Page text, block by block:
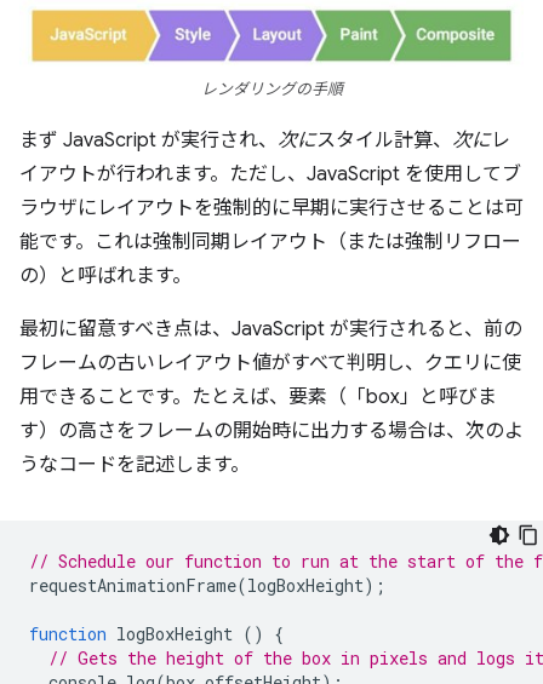
レンダリングの手順
まず JavaScript が実行され、 次にスタイル計算、 次にレ
イアウトが行われます。ただし、JavaScript を使用してブ
ラウザにレイアウトを強制的に早期に実行させることは可
能です。これは強制同期レイアウト （または強制リフロー
の）と呼ばれます。
最初に留意すべき点は、JavaScript が実行されると、前の
フレームの古いレイアウト値がすべて判明し、クエリに使
用できることです。たとえば、要素（「box」と呼びま
す）の高さをフレームの開始時に出力する場合は、次のよ
うなコードを記述します。
// Schedule our function to run at the start of the
requestAnimationFrame(logBoxHeight);
function logBoxHeight ()
{
// Gets the height of the box in pixels and logs